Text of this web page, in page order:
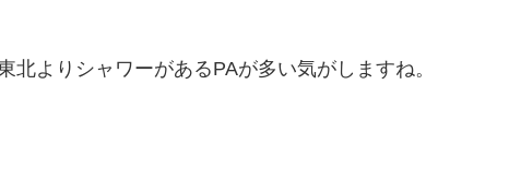
北よりシャワーがあるPAが多い気がしますね。